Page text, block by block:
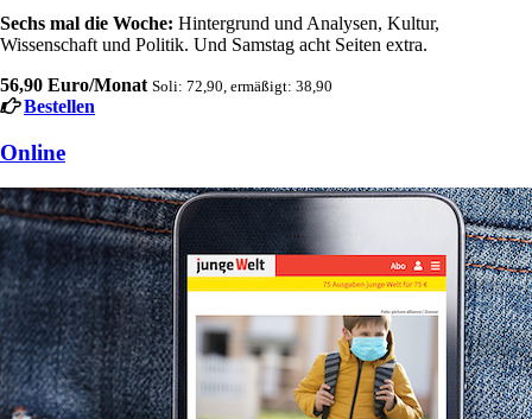
Sechs mal die Woche: Hintergrund und Analysen, Kultur,
Wissenschaft und Politik. Und Samstag acht Seiten extra.
56,90 Euro/Monat Soli: 72,90, ermäßigt: 38,90
Bestellen
Online